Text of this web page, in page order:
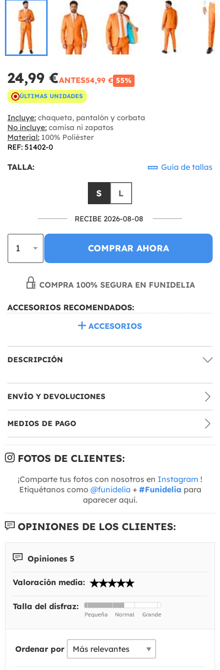
24,99 €ANTES54,99 € 55%
ÚLTIMAS UNIDADES
Incluye: chaqueta, pantalón y corbata
No incluye: camisa ni zapatos
Material: 100% Poliéster
REF: 51402-0
TALLA: Guía de tallas
S L
RECIBE 2026-08-08
COMPRAR AHORA
COMPRA 100% SEGURA EN FUNIDELIA
ACCESORIOS RECOMENDADOS:
ACCESORIOS
DESCRIPCIÓN
ENVÍO Y DEVOLUCIONES
MEDIOS DE PAGO
FOTOS DE CLIENTES:
¡Comparte tus fotos con nosotros en Instagram !
Etiquétanos como @funidelia + #Funidelia para
aparecer aquí.
OPINIONES DE LOS CLIENTES:
Opiniones 5
Valoración media:
Talla del disfraz:
Ordenar por